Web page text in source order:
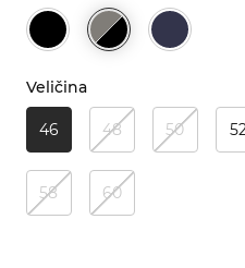
Veličina
46 48 50
58 60